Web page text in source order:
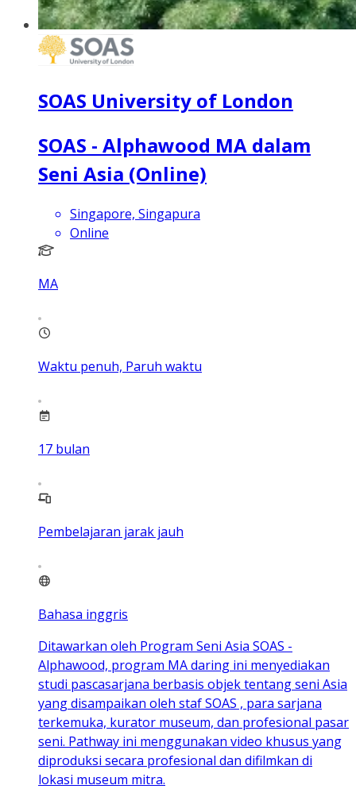
SOAS University of London
SOAS - Alphawood MA dalam
Seni Asia (Online)
Singapore, Singapura
Online
MA
Waktu penuh, Paruh waktu
17 bulan
Pembelajaran jarak jauh
Bahasa inggris
Ditawarkan oleh Program Seni Asia SOAS -
Alphawood, program MA daring ini menyediakan
studi pascasarjana berbasis objek tentang seni Asia
yang disampaikan oleh staf SOAS , para sarjana
terkemuka, kurator museum, dan profesional pasar
seni. Pathway ini menggunakan video khusus yang
diproduksi secara profesional dan difilmkan di
lokasi museum mitra.